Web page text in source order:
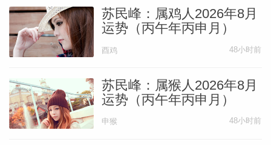
苏民峰：属鸡人2026年8月
运势（丙午年丙申月）
酉鸡 48小时前
苏民峰：属猴人2026年8月
运势（丙午年丙申月）
申猴 48小时前